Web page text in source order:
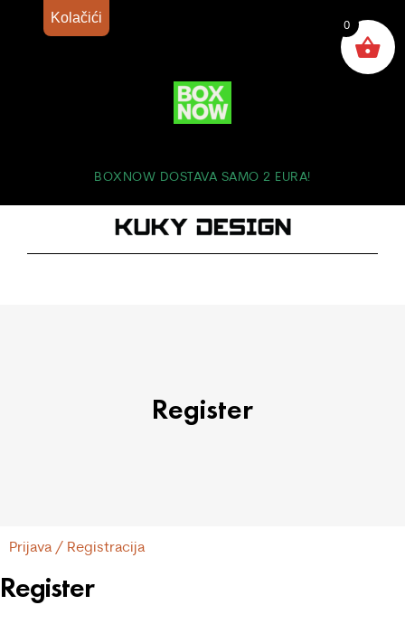
BOXNOW DOSTAVA SAMO 2 EURA!
Register
Prijava / Registracija
Register
0
Kolačići